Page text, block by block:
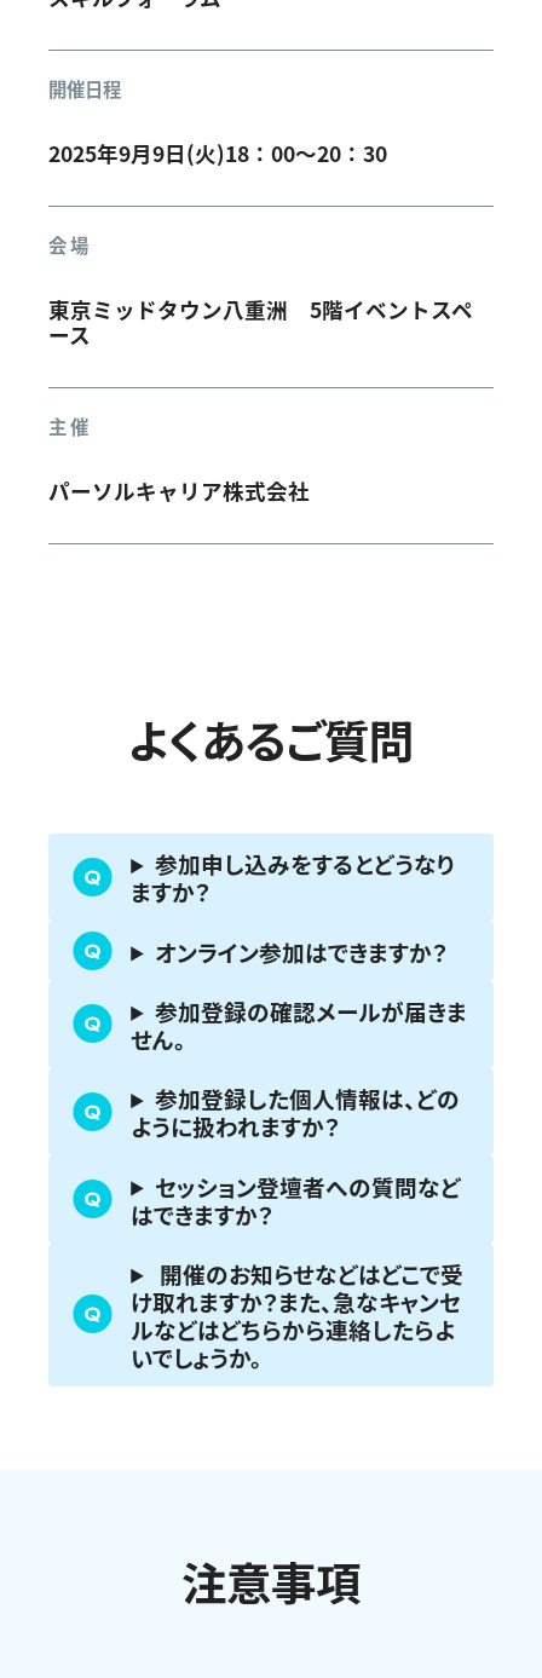
開催日程
2025年9月9日(火)18：00～20：30
会 場
東京ミッドタウン八重洲 5階イベントスペ
ース
主 催
パーソルキャリア株式会社
よくあるご質問
参加申し込みをするとどうなり
ますか？
オンライン参加はできますか？
参加登録の確認メールが届きま
せん。
参加登録した個人情報は、どの
ように扱われますか？
セッション登壇者への質問など
はできますか？
開催のお知らせなどはどこで受
け取れますか？また、急なキャンセ
ルなどはどちらから連絡したらよ
いでしょうか。
注意事項